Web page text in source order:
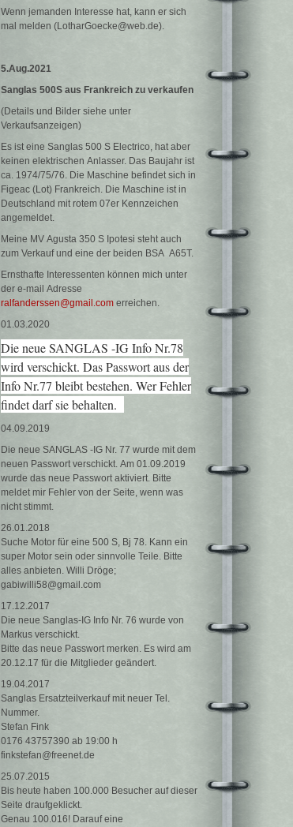
Wenn jemanden Interesse hat, kann er sich
mal melden (LotharGoecke@web.de).
5.Aug.2021
Sanglas 500S aus Frankreich zu verkaufen
(Details und Bilder siehe unter
Verkaufsanzeigen)
Es ist eine Sanglas 500 S Electrico, hat aber
keinen elektrischen Anlasser. Das Baujahr ist
ca. 1974/75/76. Die Maschine befindet sich in
Figeac (Lot) Frankreich. Die Maschine ist in
Deutschland mit rotem 07er Kennzeichen
angemeldet.
Meine MV Agusta 350 S Ipotesi steht auch
zum Verkauf und eine der beiden BSA A65T.
Ernsthafte Interessenten können mich unter
der e-mail Adresse
ralfanderssen@gmail.com erreichen.
01.03.2020
Die neue SANGLAS -IG Info Nr.78
wird verschickt. Das Passwort aus der
Info Nr.77 bleibt bestehen. Wer Fehler
findet darf sie behalten.
04.09.2019
Die neue SANGLAS -IG Nr. 77 wurde mit dem
neuen Passwort verschickt. Am 01.09.2019
wurde das neue Passwort aktiviert. Bitte
meldet mir Fehler von der Seite, wenn was
nicht stimmt.
26.01.2018
Suche Motor für eine 500 S, Bj 78. Kann ein
super Motor sein oder sinnvolle Teile. Bitte
alles anbieten. Willi Dröge;
gabiwilli58@gmail.com
17.12.2017
Die neue Sanglas-IG Info Nr. 76 wurde von
Markus verschickt.
Bitte das neue Passwort merken. Es wird am
20.12.17 für die Mitglieder geändert.
19.04.2017
Sanglas Ersatzteilverkauf mit neuer Tel.
Nummer.
Stefan Fink
0176 43757390 ab 19:00 h
finkstefan@freenet.de
25.07.2015
Bis heute haben 100.000 Besucher auf dieser
Seite draufgeklickt.
Genau 100.016! Darauf eine